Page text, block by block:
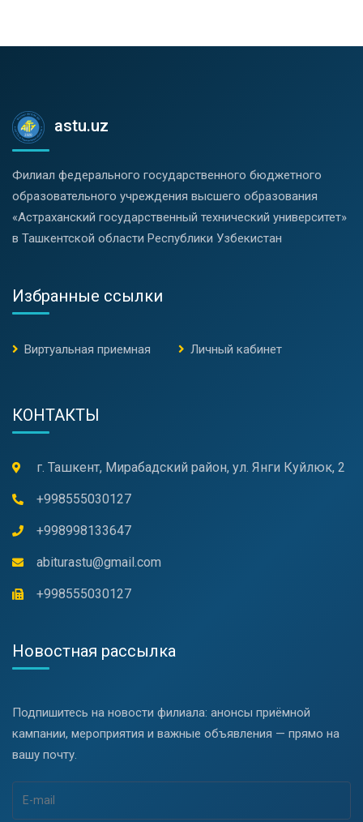
astu.uz
Филиал федерального государственного бюджетного
образовательного учреждения высшего образования
«Астраханский государственный технический университет»
в Ташкентской области Республики Узбекистан
Избранные ссылки
Виртуальная приемная Личный кабинет
КОНТАКТЫ
г. Ташкент, Мирабадский район, ул. Янги Куйлюк, 2
+998555030127
+998998133647
abiturastu@gmail.com
+998555030127
Новостная рассылка
Подпишитесь на новости филиала: анонсы приёмной
кампании, мероприятия и важные объявления — прямо на
вашу почту.